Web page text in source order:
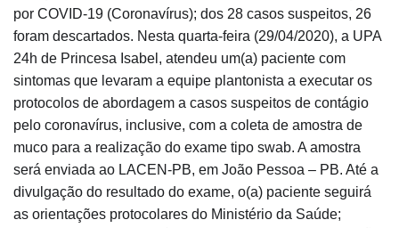
por COVID-19 (Coronavírus); dos 28 casos suspeitos, 26
foram descartados. Nesta quarta-feira (29/04/2020), a UPA
24h de Princesa Isabel, atendeu um(a) paciente com
sintomas que levaram a equipe plantonista a executar os
protocolos de abordagem a casos suspeitos de contágio
pelo coronavírus, inclusive, com a coleta de amostra de
muco para a realização do exame tipo swab. A amostra
será enviada ao LACEN-PB, em João Pessoa – PB. Até a
divulgação do resultado do exame, o(a) paciente seguirá
as orientações protocolares do Ministério da Saúde;